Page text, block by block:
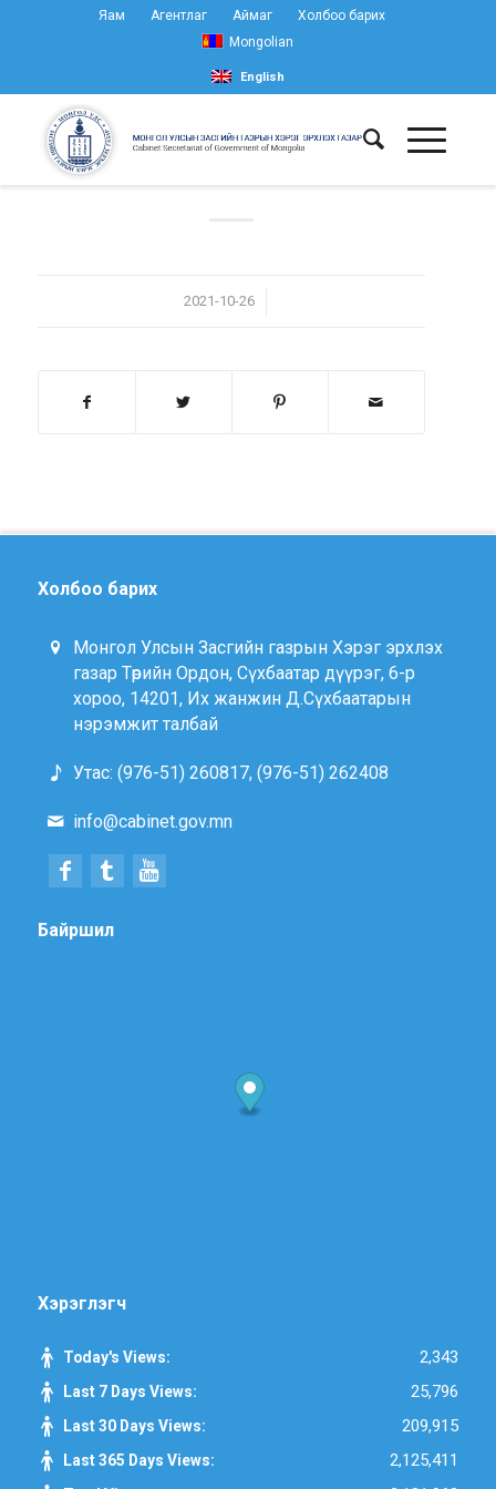
Яам Агентлаг Аймаг
Холбоо барих
Mongolian
English
2021-10-26
/
Холбоо барих
Монгол Улсын Засгийн газрын Хэрэг эрхлэх
газар Төрийн Ордон, Сүхбаатар дүүрэг, 6-р
хороо, 14201, Их жанжин Д.Сүхбаатарын
нэрэмжит талбай
Утас: (976-51) 260817, (976-51) 262408
info@cabinet.gov.mn
Байршил
Хэрэглэгч
Today's Views: 2,343
Last 7 Days Views: 25,796
Last 30 Days Views: 209,915
Last 365 Days Views: 2,125,411